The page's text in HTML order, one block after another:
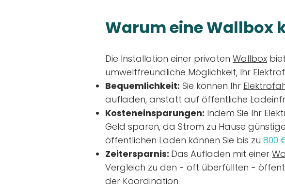
Warum eine Wallbox
Die Installation einer privaten Wallbox
umweltfreundliche Möglichkeit, Ihr
Bequemlichkeit: Sie können Ihr
aufladen, anstatt auf öffentliche
Kosteneinsparungen: Indem Sie Ihr
Geld sparen, da Strom zu Hause
öffentlichen Laden können Sie bis zu 800
Zeitersparnis: Das Aufladen mit einer
Vergleich zu den - oft überfüllten -
der Koordination.